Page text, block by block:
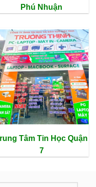
Phú Nhuận
Tâm Tin Học Quận
7